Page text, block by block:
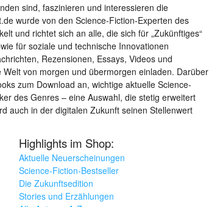
sind, faszinieren und interessieren die
wurde von den Science-Fiction-Experten des
und richtet sich an alle, die sich für „Zukünftiges“
für soziale und technische Innovationen
Rezensionen, Essays, Videos und
von morgen und übermorgen einladen. Darüber
zum Download an, wichtige aktuelle Science-
des Genres – eine Auswahl, die stetig erweitert
auch in der digitalen Zukunft seinen Stellenwert
Highlights im Shop:
Aktuelle Neuerscheinungen
Science-Fiction-Bestseller
Die Zukunftsedition
Stories und Erzählungen